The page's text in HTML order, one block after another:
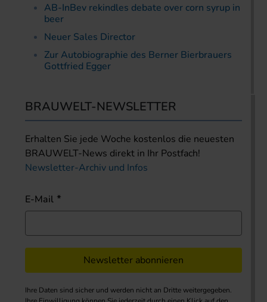
AB-InBev rekindles debate over corn syrup in
beer
Neuer Sales Director
Zur Autobiographie des Berner Bierbrauers
Gottfried Egger
BRAUWELT-NEWSLETTER
Erhalten Sie jede Woche kostenlos die neuesten
BRAUWELT-News direkt in Ihr Postfach!
Newsletter-Archiv und Infos
E-Mail
Newsletter abonnieren
Ihre Daten sind sicher und werden nicht an Dritte weitergegeben.